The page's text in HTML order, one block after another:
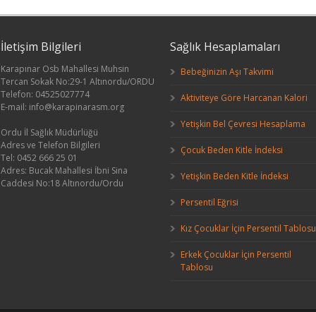
İletişim Bilgileri
Karapınar Osb Mahallesi Muhsin
Tercan Sokak No:29-1 Altınordu/ORDU
Telefon: 04525027774
E-mail: info@karapinarasm.org
Ordu İl Sağlık Müdürlüğü
Adres ve Telefon Bilgileri
Tel: 0452 666 25 01
Adres: Bucak Mahallesi İbni Sina
Caddesi No:18 Altınordu/Ordu
Sağlık Hesaplamaları
Bebeğinizin Aşı Takvimi
Aktiviteye Göre Harcanan Kalori
Yetişkin Bel Çevresi Hesaplama
Çocuk Beden Kitle İndeksi
Yetişkin Beden Kitle İndeksi
Persentil Eğrisi
Kız Çocuklar İçin Persentil Tablosu
Erkek Çocuklar İçin Persentil
Tablosu